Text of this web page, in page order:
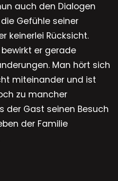
auch den Dialogen
Gefühle seiner
keinerlei Rücksicht.
er gerade
Man hört sich
miteinander und ist
zu mancher
der Gast seinen Besuch
der Familie